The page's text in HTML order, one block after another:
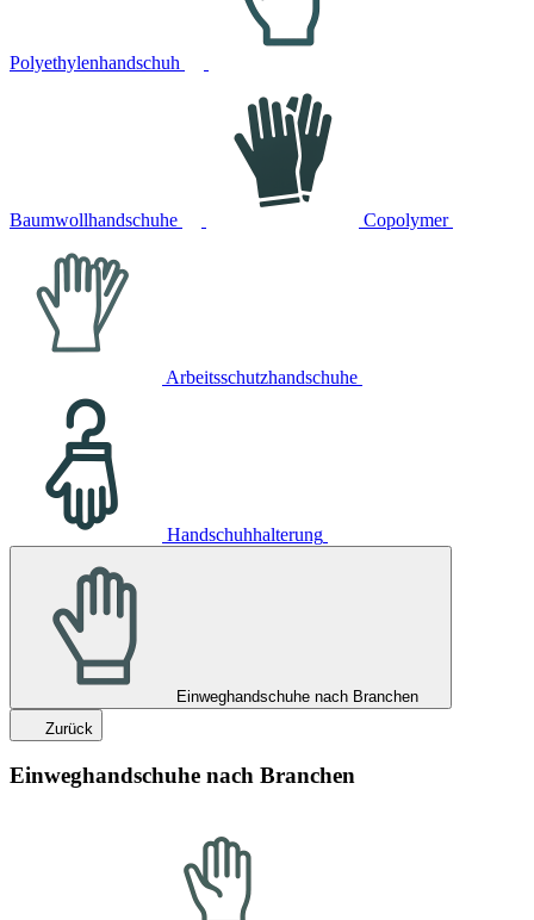
Polyethylenhandschuh
Baumwollhandschuhe Copolymer
Arbeitsschutzhandschuhe
Handschuhhalterung
Einweghandschuhe nach Branchen
Zurück
Einweghandschuhe nach Branchen